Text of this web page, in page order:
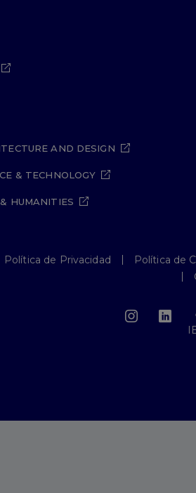
AND DESIGN
& TECHNOLOGY
HUMANITIES
Política de Privacidad
Política de